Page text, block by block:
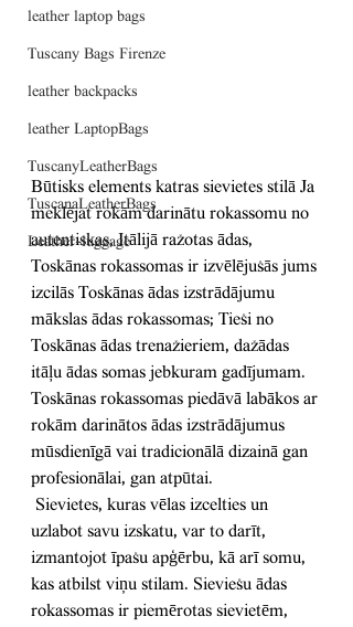
leather laptop bags
Tuscany Bags Firenze
leather backpacks
leather LaptopBags
TuscanyLeatherBags
TuscanaLeatherBags
Leather-luggage
Būtisks elements katras sievietes stilā Ja
meklējat rokām darinātu rokassomu no
autentiskas, Itālijā ražotas ādas,
Toskānas rokassomas ir izvēlējušās jums
izcilās Toskānas ādas izstrādājumu
mākslas ādas rokassomas; Tieši no
Toskānas ādas trenažieriem, dažādas
itāļu ādas somas jebkuram gadījumam.
Toskānas rokassomas piedāvā labākos ar
rokām darinātos ādas izstrādājumus
mūsdienīgā vai tradicionālā dizainā gan
profesionālai, gan atpūtai.
uzlabot savu izskatu, var to darīt,
izmantojot īpašu apģērbu, kā arī somu,
kas atbilst viņu stilam. Sieviešu ādas
rokassomas ir piemērotas sievietēm,